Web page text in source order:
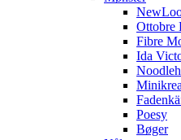
Ottobre
Fibre
Ida
Minikrea
Poesy
Bøger